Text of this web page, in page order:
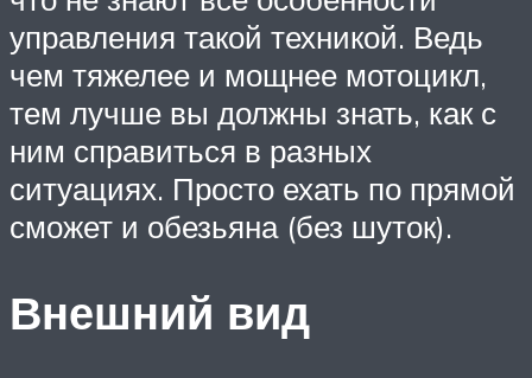
управления такой техникой. Ведь
чем тяжелее и мощнее мотоцикл,
тем лучше вы должны знать, как с
ним справиться в разных
ситуациях. Просто ехать по прямой
сможет и обезьяна (без шуток).
Внешний вид